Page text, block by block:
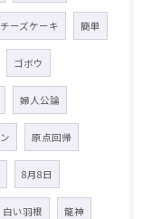
チーズケーキ 簡単
ゴボウ
婦人公論
原点回帰
8月8日
白い羽根 龍神